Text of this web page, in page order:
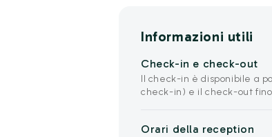
Informazioni utili
Check-in e check-out
Il check-in è disponibile a
check-in) e il check-out fino
Orari della reception